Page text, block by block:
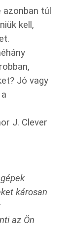
túl
kell,
Jó vagy
J. Clever
károsan
az Ön